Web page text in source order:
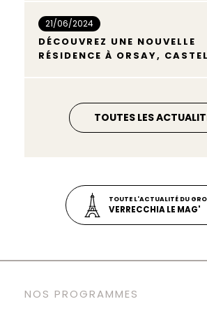
21/06/2024
DÉCOUVREZ UNE NOUVELLE
RÉSIDENCE À ORSAY,
TOUTES LES
TOUTE L'ACTUALITÉ DU
VERRECCHIA LE MAG'
NOS PROGRAMMES